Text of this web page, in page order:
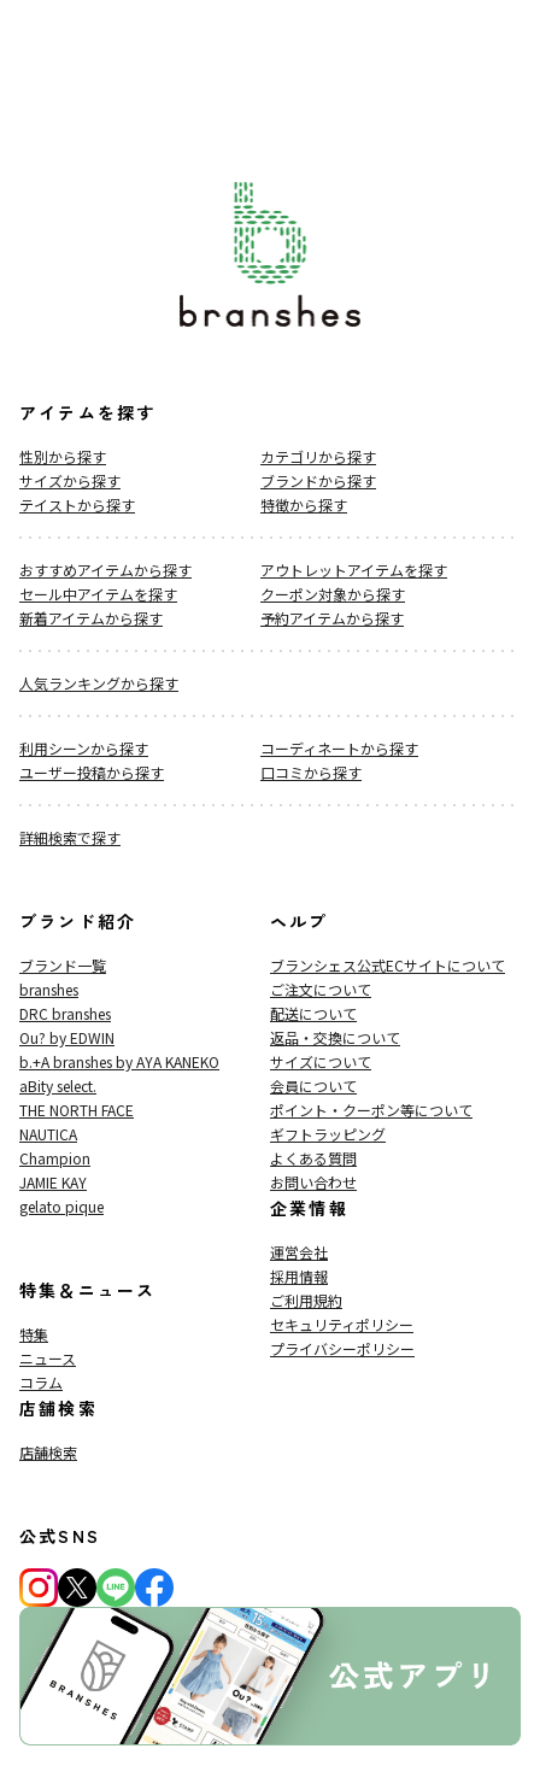
アイテムを探す
性別から探す
カテゴリから探す
サイズから探す
ブランドから探す
テイストから探す
特徴から探す
おすすめアイテムから探す
アウトレットアイテムを探す
セール中アイテムを探す
クーポン対象から探す
新着アイテムから探す
予約アイテムから探す
人気ランキングから探す
利用シーンから探す
コーディネートから探す
ユーザー投稿から探す
口コミから探す
詳細検索で探す
ブランド紹介
ブランド一覧
branshes
DRC branshes
Ou? by EDWIN
b.+A branshes by AYA KANEKO
aBity select.
THE NORTH FACE
NAUTICA
Champion
JAMIE KAY
gelato pique
特集＆ニュース
特集
ニュース
コラム
店舗検索
店舗検索
ヘルプ
ブランシェス公式ECサイトについて
ご注文について
配送について
返品・交換について
サイズについて
会員について
ポイント・クーポン等について
ギフトラッピング
よくある質問
お問い合わせ
企業情報
運営会社
採用情報
ご利用規約
セキュリティポリシー
プライバシーポリシー
公式SNS